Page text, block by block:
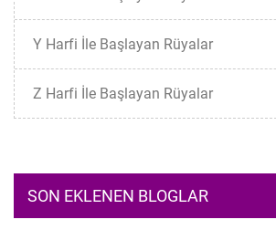
Y Harfi İle Başlayan Rüyalar
Z Harfi İle Başlayan Rüyalar
SON EKLENEN BLOGLAR